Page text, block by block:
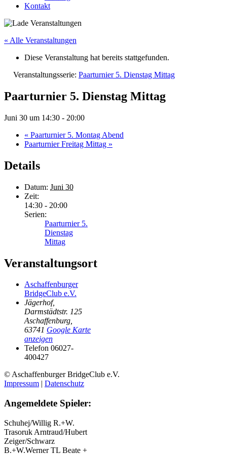
Kontakt
« Alle Veranstaltungen
Diese Veranstaltung hat bereits stattgefunden.
Veranstaltungsserie: Paarturnier 5. Dienstag Mittag
Paarturnier 5. Dienstag Mittag
Juni 30 um 14:30 - 20:00
« Paarturnier 5. Montag Abend
Paarturnier Freitag Mittag »
Details
Datum: Juni 30
Zeit:
14:30 - 20:00
Serien:
Paarturnier 5.
Dienstag
Mittag
Veranstaltungsort
Aschaffenburger
BridgeClub e.V.
Jägerhof,
Darmstädtstr. 125
Aschaffenburg,
63741 Google Karte
anzeigen
Telefon 06027-
400427
© Aschaffenburger BridgeClub e.V.
Impressum | Datenschutz
Angemeldete Spieler:
Schuhej/Willig R.+W.
Trasoruk Arntraud/Hubert
Zeiger/Schwarz
B.+W.Werner TL Beate +